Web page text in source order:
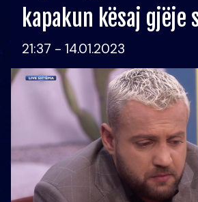
kapakun kësaj gjëje
21:37 - 14.01.2023